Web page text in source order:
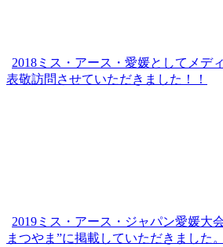
2018ミス・アース・愛媛としてメデ
表敬訪問させていただきました！！
2019ミス・アース・ジャパン愛媛大
まつやま”に掲載していただきました。